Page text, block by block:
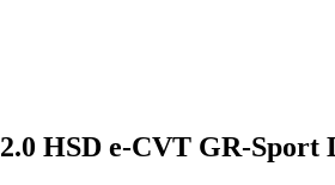
HSD e-CVT GR-Sport